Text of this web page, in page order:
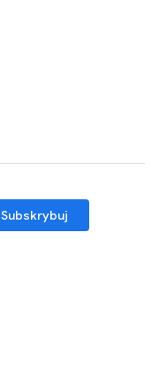
Subskrybuj